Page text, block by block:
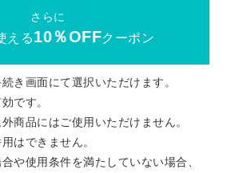
さらに
える10％OFFクーポン
き画面にて選択いただけます。
です。
商品にはご使用いただけません。
はできません。
や使用条件を満たしていない場合、